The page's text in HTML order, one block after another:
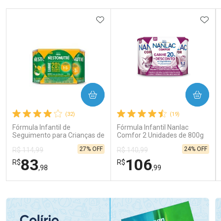
(32)
Fórmula Infantil de
Seguimento para Crianças de
Primeira Infância Nestonutri
2 Unidades de 800g cada
R$ 114,99
R$83,98
27% OFF
ADICIONAR AOS FAVORITOS
COMPRAR
(19)
Fórmula Infantil Nanlac
Comfor 2 Unidades de 800g
R$ 140,99
R$106,99
24% OFF
COMPRAR
Laboratório
Por Menos